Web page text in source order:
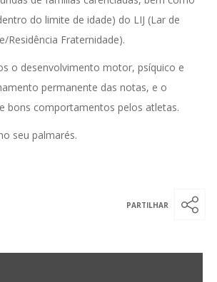
do limite de idade) do LIJ (Lar de
Residência Fraternidade).
o desenvolvimento motor, psíquico e
permanente das notas, e o
bons comportamentos pelos atletas.
seu palmarés.